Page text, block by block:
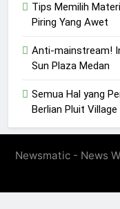
Tips Memilih
Piring Yang Awet
Anti-mainstream!
Sun Plaza Medan
Semua Hal yang
Berlian Pluit Village
Newsmatic - News